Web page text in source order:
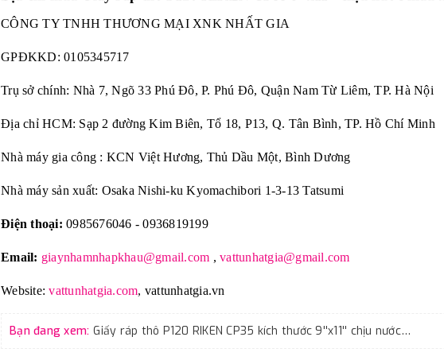
CÔNG TY TNHH THƯƠNG MẠI XNK NHẤT GIA
GPĐKKD: 0105345717
Trụ sở chính: Nhà 7, Ngõ 33 Phú Đô, P. Phú Đô, Quận Nam Từ Liêm, TP. Hà Nội
Địa chỉ HCM: Sạp 2 đường Kim Biên, Tổ 18, P13, Q. Tân Bình, TP. Hồ Chí Minh
Nhà máy gia công : KCN Việt Hương, Thủ Dầu Một, Bình Dương
Nhà máy sản xuất: Osaka Nishi-ku Kyomachibori 1-3-13 Tatsumi
Điện thoại: 0985676046 - 0936819199
Email: giaynhamnhapkhau@gmail.com , vattunhatgia@gmail.com
Website: vattunhatgia.com, vattunhatgia.vn
Bạn đang xem: Giấy ráp thô P120 RIKEN CP35 kích thước 9''x11'' chịu nước màu xám